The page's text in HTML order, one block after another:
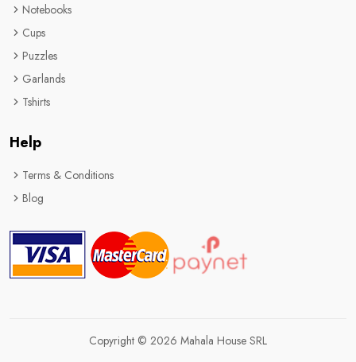
Notebooks
Cups
Puzzles
Garlands
Tshirts
Help
Terms & Conditions
Blog
Copyright © 2026 Mahala House SRL